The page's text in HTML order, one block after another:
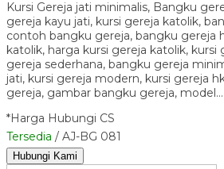
Kursi Gereja jati minimalis, Bangku
gereja kayu jati, kursi gereja katolik,
contoh bangku gereja, bangku gereja
katolik, harga kursi gereja katolik, kursi
gereja sederhana, bangku gereja
jati, kursi gereja modern, kursi gereja
gereja, gambar bangku gereja, model…
*Harga Hubungi CS
Tersedia / AJ-BG 081
Hubungi Kami